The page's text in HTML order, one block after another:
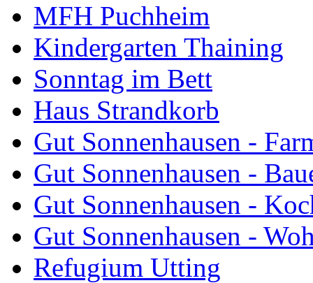
MFH Puchheim
Kindergarten Thaining
Sonntag im Bett
Haus Strandkorb
Gut Sonnenhausen -
Gut Sonnenhausen -
Gut Sonnenhausen -
Gut Sonnenhausen -
Refugium Utting